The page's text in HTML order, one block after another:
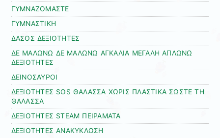
ΓΥΜΝΑΖΟΜΑΣΤΕ
ΓΥΜΝΑΣΤΙΚΗ
ΔΑΣΟΣ ΔΕΞΙΟΤΗΤΕΣ
ΔΕ ΜΑΛΩΝΩ ΔΕ ΜΑΛΩΝΩ ΑΓΚΑΛΙΑ ΜΕΓΑΛΗ ΑΠΛΩΝΩ
ΔΕΞΙΟΤΗΤΕΣ
ΔΕΙΝΟΣΑΥΡΟΙ
ΔΕΞΙΟΤΗΤΕΣ SOS ΘΑΛΑΣΣΑ ΧΩΡΙΣ ΠΛΑΣΤΙΚΑ ΣΩΣΤΕ ΤΗ
ΘΑΛΑΣΣΑ
ΔΕΞΙΟΤΗΤΕΣ STEAM ΠΕΙΡΑΜΑΤΑ
ΔΕΞΙΟΤΗΤΕΣ ΑΝΑΚΥΚΛΩΣΗ